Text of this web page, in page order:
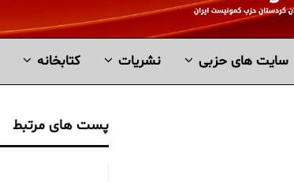
سایت های حزبی نشریات کتابخانە
پست های مرتبط